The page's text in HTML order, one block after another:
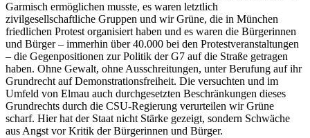
Garmisch ermöglichen musste, es waren letztlich
zivilgesellschaftliche Gruppen und wir Grüne, die in München
friedlichen Protest organisiert haben und es waren die Bürgerinnen
und Bürger – immerhin über 40.000 bei den Protestveranstaltungen
– die Gegenpositionen zur Politik der G7 auf die Straße getragen
haben. Ohne Gewalt, ohne Ausschreitungen, unter Berufung auf ihr
Grundrecht auf Demonstrationsfreiheit. Die versuchten und im
Umfeld von Elmau auch durchgesetzten Beschränkungen dieses
Grundrechts durch die CSU-Regierung verurteilen wir Grüne
scharf. Hier hat der Staat nicht Stärke gezeigt, sondern Schwäche
aus Angst vor Kritik der Bürgerinnen und Bürger.